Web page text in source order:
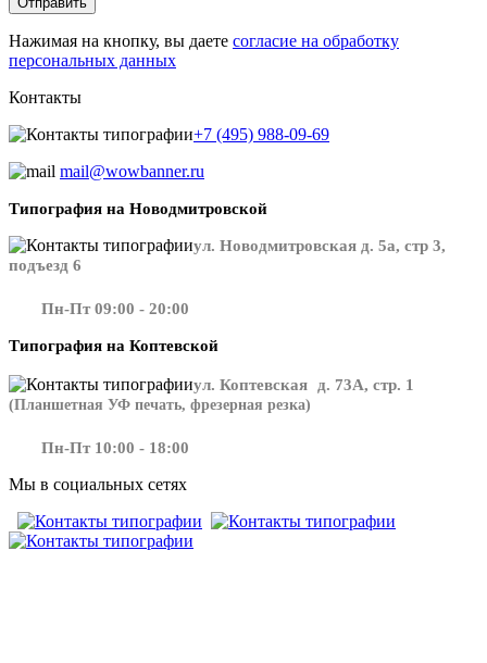
Нажимая на кнопку, вы даете согласие на обработку
персональных данных
Контакты
+7 (495) 988-09-69
mail@wowbanner.ru
Типография на Новодмитровской
ул. Новодмитровская д. 5а, стр 3,
подъезд 6
Пн-Пт 09:00 - 20:00
Типография на Коптевской
ул. Коптевская д. 73А, стр. 1
(Планшетная УФ печать, фрезерная резка)
Пн-Пт 10:00 - 18:00
Мы в социальных сетях